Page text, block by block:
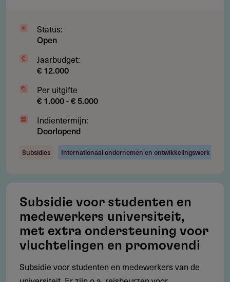
Deel je kennis/ervaring over deze regeling of
verstrekker met de Fondswervingonline community.
Buwalda Stichting
De Krite 6
217.54 kB
Status:
Open
Jaarbudget:
€ 12.000
Per uitgifte
€ 1.000 - € 5.000
Indientermijn:
Doorlopend
Subsidies Internationaal ondernemen en ontwikkelingswerk
Subsidie voor studenten en
medewerkers universiteit,
met extra ondersteuning voor
vluchtelingen en promovendi
Subsidie voor studenten en medewerkers van de